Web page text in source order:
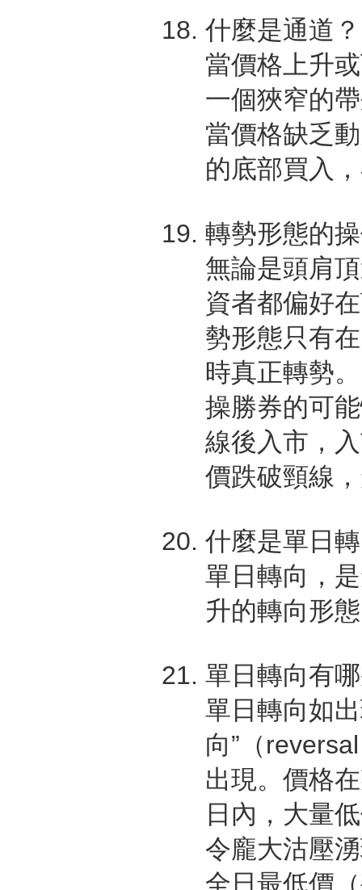
什麼是通道？
當價格上升
一個狹窄的
當價格缺乏
的底部買入
轉勢形態的
無論是頭肩
資者都偏好
勢形態只有
時真正轉勢
操勝券的可
線後入市，
價跌破頸線
什麼是單日
單日轉向，
升的轉向形
單日轉向有
單日轉向如
向”（
出現。價格
日內，大量
令龐大沽壓
全日最低價